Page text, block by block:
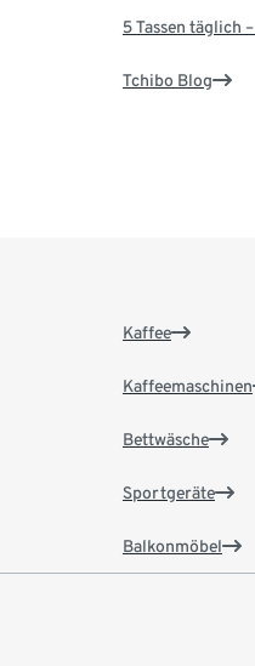
5 Tassen täglich
Tchibo Blog
Kaffee
Kaffeemaschinen
Bettwäsche
Sportgeräte
Balkonmöbel